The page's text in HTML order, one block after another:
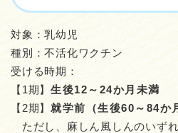
対象：乳幼児
種別：不活化ワクチン
受ける時期：
【1期】 生後12～24か月未満
【2期】 就学前（生後60～84か
ただし、麻しん風しんのいず